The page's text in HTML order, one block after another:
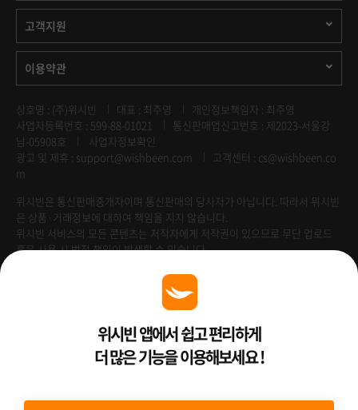
고객지원
이용약관
상호명 : (주)위시빈 대표 : 최주영
개인정보책임자 : 최주영
사업자등록번호 : 599-88-01021
통신판매업신고번호 : 제2023-서울강
남-05908호
사업자정보확인
광고 및 제휴 : support@wishbeen.com
고객센터 : cs@wishbeen.co
m
위시빈은 통신판매중개자이며 통신판매의 당사자가 아닙니다. 따라서 위시빈
은 상품·거래정보에 대하여 책임을 지지 않습니다.
위시빈 서비스의 모든 콘텐츠는 저작자에게 저작권이 있으므로 무단 업로드
혹은 사용 시 법적 책임이 발생할 수 있습니다.
Venture Enterprise위시빈 앱에서 쉽고 편리하게
더 많은 기능을 이용해보세요 !